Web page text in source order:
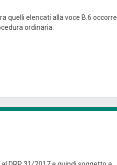
quelli elencati alla voce B.6 occorre
ordinaria.